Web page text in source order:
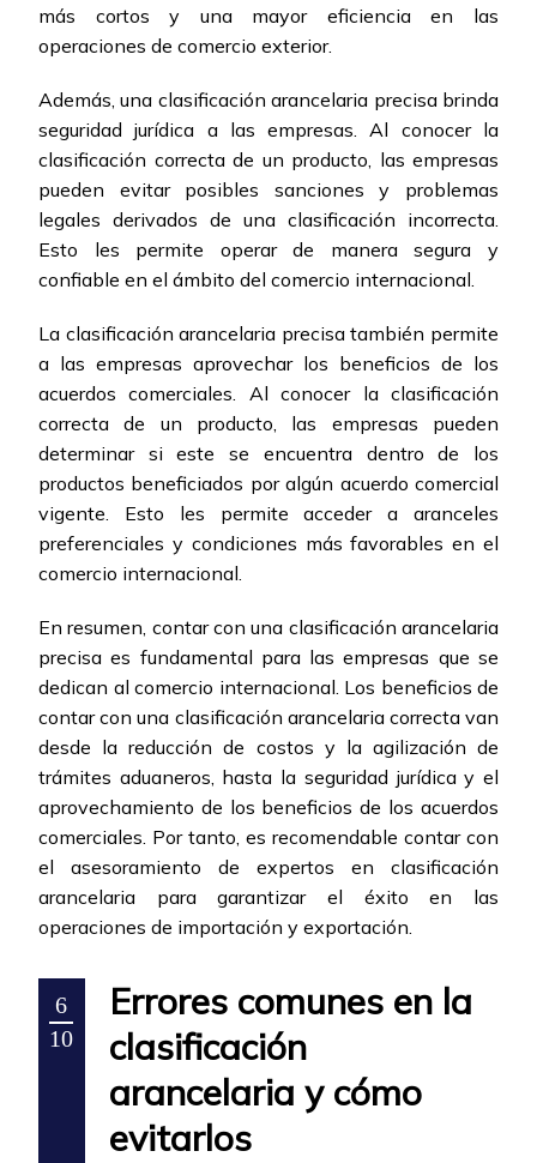
más cortos y una mayor eficiencia en las
operaciones de comercio exterior.
Además, una clasificación arancelaria precisa brinda
seguridad jurídica a las empresas. Al conocer la
clasificación correcta de un producto, las empresas
pueden evitar posibles sanciones y problemas
legales derivados de una clasificación incorrecta.
Esto les permite operar de manera segura y
confiable en el ámbito del comercio internacional.
La clasificación arancelaria precisa también permite
a las empresas aprovechar los beneficios de los
acuerdos comerciales. Al conocer la clasificación
correcta de un producto, las empresas pueden
determinar si este se encuentra dentro de los
productos beneficiados por algún acuerdo comercial
vigente. Esto les permite acceder a aranceles
preferenciales y condiciones más favorables en el
comercio internacional.
En resumen, contar con una clasificación arancelaria
precisa es fundamental para las empresas que se
dedican al comercio internacional. Los beneficios de
contar con una clasificación arancelaria correcta van
desde la reducción de costos y la agilización de
trámites aduaneros, hasta la seguridad jurídica y el
aprovechamiento de los beneficios de los acuerdos
comerciales. Por tanto, es recomendable contar con
el asesoramiento de expertos en clasificación
arancelaria para garantizar el éxito en las
operaciones de importación y exportación.
6
10
Errores comunes en la
clasificación
arancelaria y cómo
evitarlos